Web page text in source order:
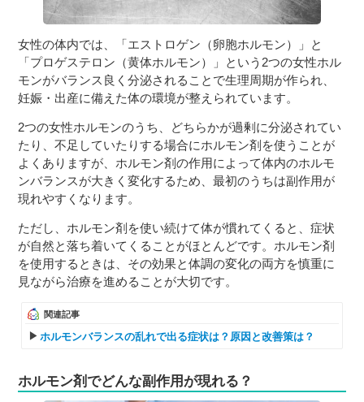
女性の体内では、「エストロゲン（卵胞ホルモン）」と
「プロゲステロン（黄体ホルモン）」という2つの女性ホル
モンがバランス良く分泌されることで生理周期が作られ、
妊娠・出産に備えた体の環境が整えられています。
2つの女性ホルモンのうち、どちらかが過剰に分泌されてい
たり、不足していたりする場合にホルモン剤を使うことが
よくありますが、ホルモン剤の作用によって体内のホルモ
ンバランスが大きく変化するため、最初のうちは副作用が
現れやすくなります。
ただし、ホルモン剤を使い続けて体が慣れてくると、症状
が自然と落ち着いてくることがほとんどです。ホルモン剤
を使用するときは、その効果と体調の変化の両方を慎重に
見ながら治療を進めることが大切です。
関連記事
ホルモンバランスの乱れで出る症状は？原因と改善策は？
ホルモン剤でどんな副作用が現れる？